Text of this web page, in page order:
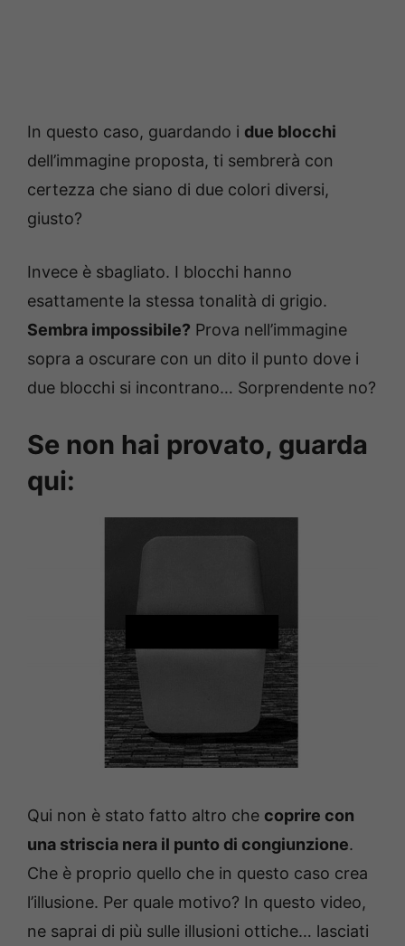
In questo caso, guardando i due blocchi
dell’immagine proposta, ti sembrerà con
certezza che siano di due colori diversi,
giusto?
Invece è sbagliato. I blocchi hanno
esattamente la stessa tonalità di grigio.
Sembra impossibile? Prova nell’immagine
sopra a oscurare con un dito il punto dove i
due blocchi si incontrano… Sorprendente no?
Se non hai provato, guarda
qui:
Qui non è stato fatto altro che coprire con
una striscia nera il punto di congiunzione.
Che è proprio quello che in questo caso crea
l’illusione. Per quale motivo? In questo video,
ne saprai di più sulle illusioni ottiche… lasciati